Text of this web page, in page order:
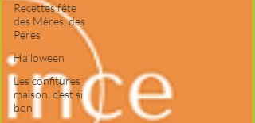
Recettes fête
des Mères, des
Pères
Halloween
Les confitures
maison, c'est si
bon